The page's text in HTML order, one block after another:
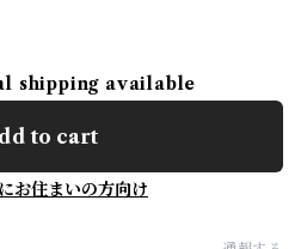
shipping available
to cart
お住まいの方向け